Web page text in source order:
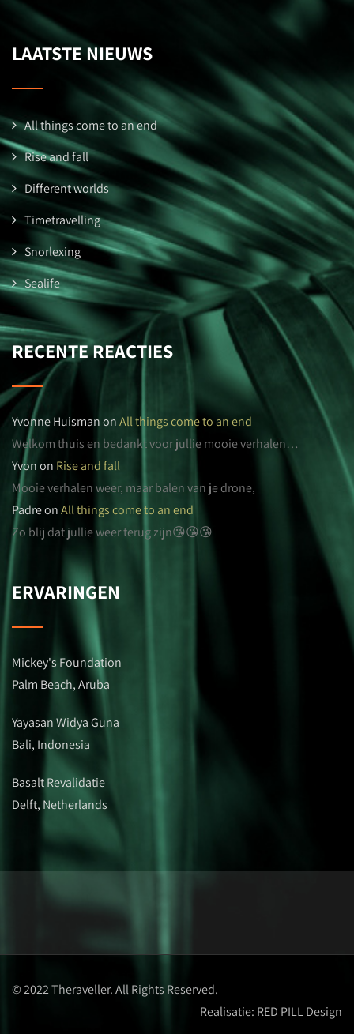
LAATSTE NIEUWS
All things come to an end
Rise and fall
Different worlds
Timetravelling
Snorlexing
Sealife
RECENTE REACTIES
Yvonne HuismanonAll things come to an end
Welkom thuis en bedankt voor jullie mooie verhalen…
Yvonon Rise and fall
Mooie verhalen weer, maar balen van je drone,
PadreonAll things come to an end
Zo blij dat jullie weer terug zijn😘😘😘
ERVARINGEN
Mickey's Foundation
Palm Beach, Aruba
Yayasan Widya Guna
Bali, Indonesia
Basalt Revalidatie
Delft, Netherlands
© 2022 Theraveller. All Rights Reserved.
Realisatie: RED PILL Design